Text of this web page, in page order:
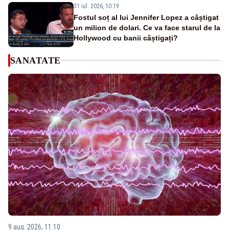
31 iul. 2026, 10:19
Fostul soț al lui Jennifer Lopez a câștigat
un milion de dolari. Ce va face starul de la
Hollywood cu banii câștigați?
SANATATE
9 aug. 2026, 11:10